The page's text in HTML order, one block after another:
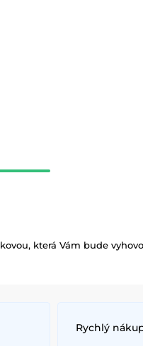
která Vám bude
Rychlý